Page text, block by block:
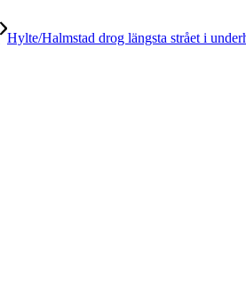
Hylte/Halmstad drog längsta strået i